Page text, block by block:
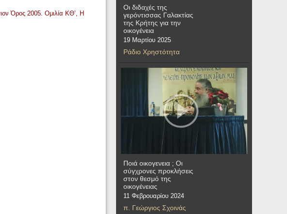
Όρος 2005. Ομιλία ΚΘ’, Η
Οι διδαχές της
γερόντισσας Γαλακτίας
της Κρήτης για την
οικογένεια
19 Μαρτίου 2025
Ράδιο Χρηστότητα
Ποιά οικογενεια ; Οι
σύγχρονες προκλήσεις
στον θεσμό της
οικογένειας
11 Φεβρουαρίου 2024
π. Γεώργιος Σχοινάς